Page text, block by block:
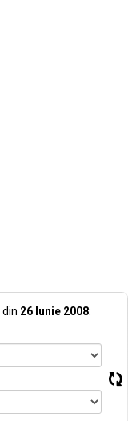
din 26 Iunie 2008: